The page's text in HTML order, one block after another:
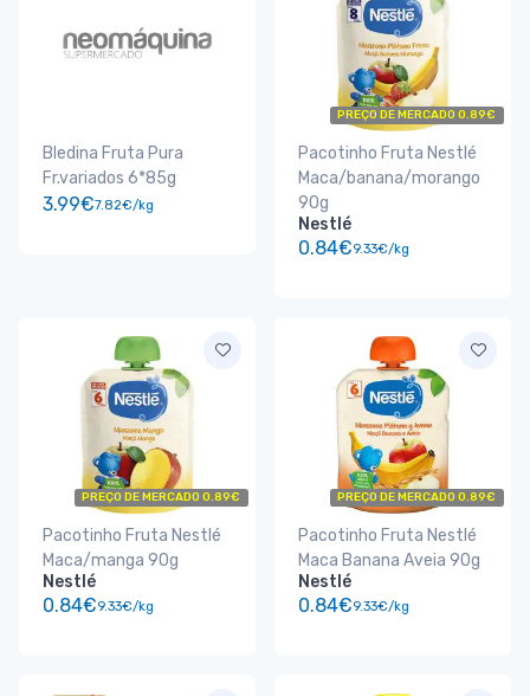
Bledina Fruta Pura
Fr.variados 6*85g
3.99€7.82€/kg
PREÇO DE MERCADO 0.89€
Pacotinho Fruta Nestlé
Maca/banana/morango
90g
Nestlé
0.84€9.33€/kg
PREÇO DE MERCADO 0.89€
Pacotinho Fruta Nestlé
Maca/manga 90g
Nestlé
0.84€9.33€/kg
PREÇO DE MERCADO 0.89€
Pacotinho Fruta Nestlé
Maca Banana Aveia 90g
Nestlé
0.84€9.33€/kg